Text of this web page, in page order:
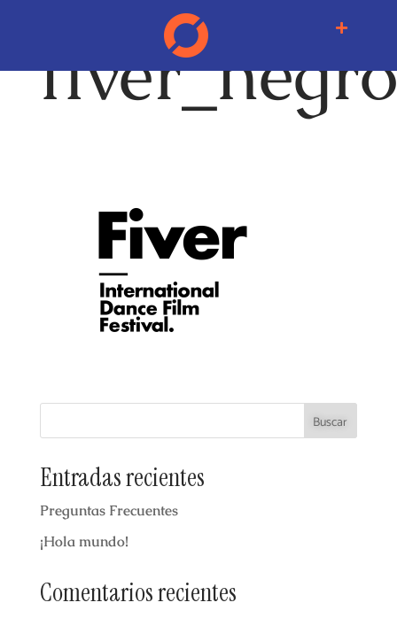
fiver_negro
Entradas recientes
Preguntas Frecuentes
¡Hola mundo!
Comentarios recientes